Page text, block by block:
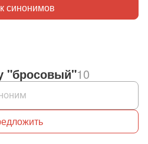
синонимов
"бросовый"10